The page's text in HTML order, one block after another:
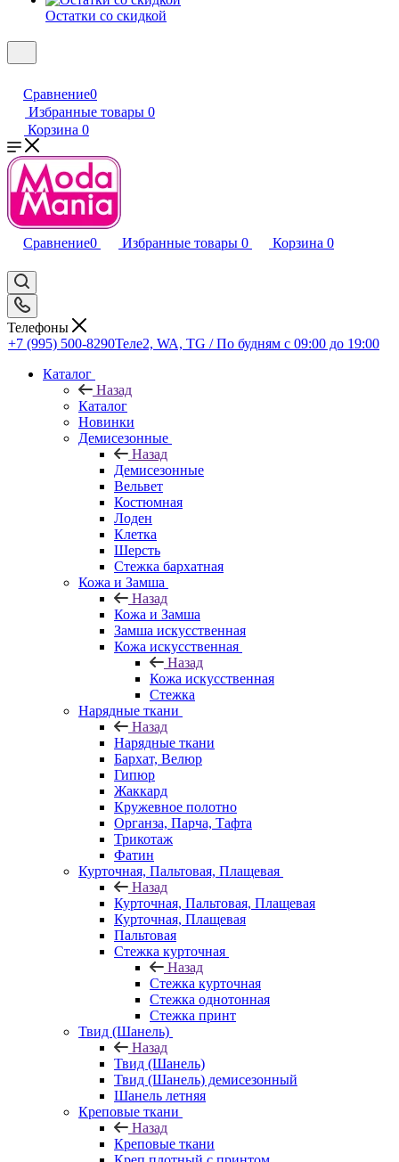
Остатки со скидкой
Сравнение0
Избранные товары 0
Корзина 0
Сравнение0 Избранные товары 0 Корзина 0
Телефоны
+7 (995) 500-8290Теле2, WA, TG / По будням c 09:00 до 19:00
Каталог
Назад
Каталог
Новинки
Демисезонные
Назад
Демисезонные
Вельвет
Костюмная
Лоден
Клетка
Шерсть
Стежка бархатная
Кожа и Замша
Назад
Кожа и Замша
Замша искусственная
Кожа искусственная
Назад
Кожа искусственная
Стежка
Нарядные ткани
Назад
Нарядные ткани
Бархат, Велюр
Гипюр
Жаккард
Кружевное полотно
Органза, Парча, Тафта
Трикотаж
Фатин
Курточная, Пальтовая, Плащевая
Назад
Курточная, Пальтовая, Плащевая
Курточная, Плащевая
Пальтовая
Стежка курточная
Назад
Стежка курточная
Стежка однотонная
Стежка принт
Твид (Шанель)
Назад
Твид (Шанель)
Твид (Шанель) демисезонный
Шанель летняя
Креповые ткани
Назад
Креповые ткани